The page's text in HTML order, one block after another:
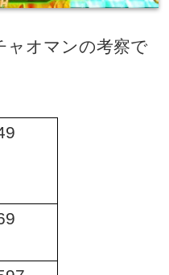
ャオマンの考察で